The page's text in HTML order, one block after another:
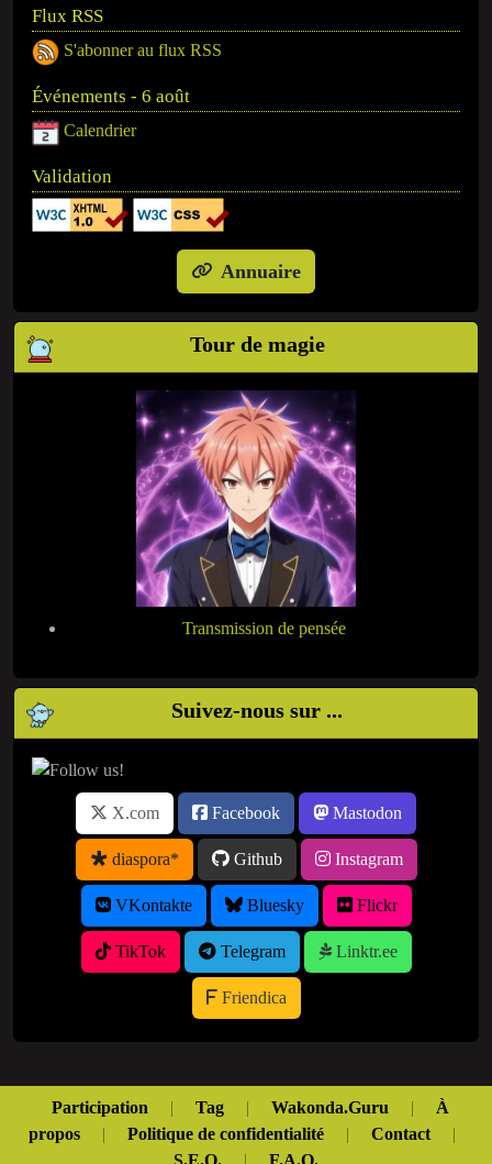
Flux RSS
S'abonner au flux RSS
Événements - 6 août
Calendrier
Validation
Annuaire
Tour de magie
Transmission de pensée
Suivez-nous sur ...
X.com Facebook Mastodon
diaspora* Github Instagram
VKontakte Bluesky Flickr
TikTok Telegram Linktr.ee
Friendica
Participation | Tag | Wakonda.Guru |
À
propos
| Politique de confidentialité | Contact
|